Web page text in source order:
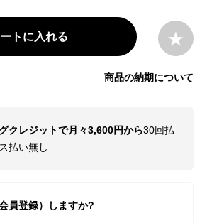
トに入れる
商品の納期について
クレジットで月々3,600円から30回払
払い無し
員登録）しますか?